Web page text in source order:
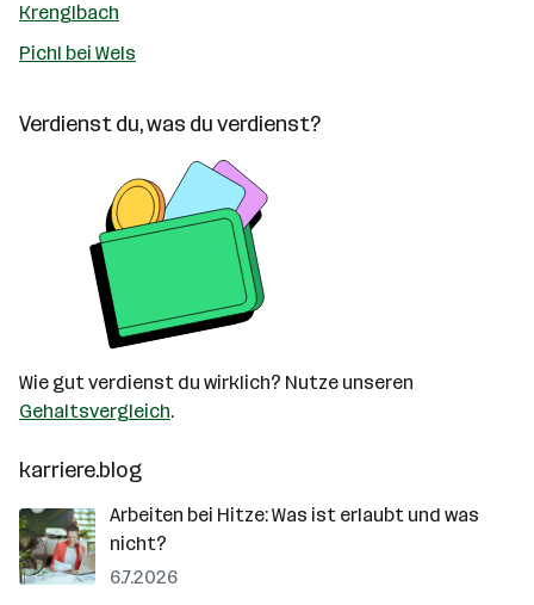
Krenglbach
Pichl bei Wels
Verdienst du, was du verdienst?
Wie gut verdienst du wirklich? Nutze unseren
Gehaltsvergleich.
karriere.blog
Arbeiten bei Hitze: Was ist erlaubt und was
nicht?
6.7.2026